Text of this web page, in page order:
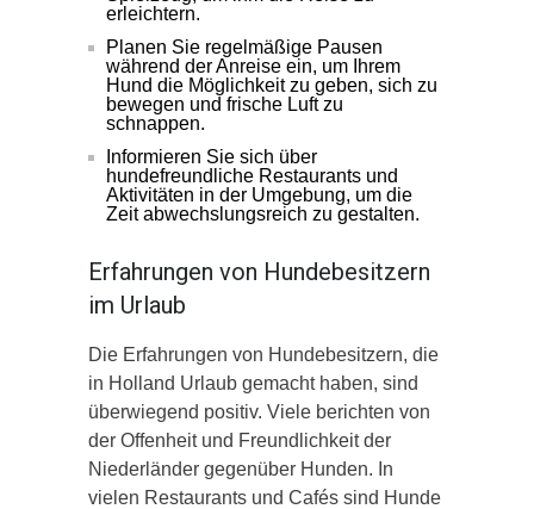
erleichtern.
Planen Sie regelmäßige Pausen
während der Anreise ein, um Ihrem
Hund die Möglichkeit zu geben, sich zu
bewegen und frische Luft zu
schnappen.
Informieren Sie sich über
hundefreundliche Restaurants und
Aktivitäten in der Umgebung, um die
Zeit abwechslungsreich zu gestalten.
Erfahrungen von Hundebesitzern
im Urlaub
Die Erfahrungen von Hundebesitzern, die
in Holland Urlaub gemacht haben, sind
überwiegend positiv. Viele berichten von
der Offenheit und Freundlichkeit der
Niederländer gegenüber Hunden. In
vielen Restaurants und Cafés sind Hunde